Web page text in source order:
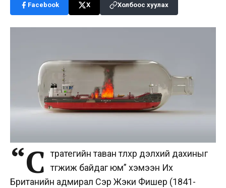
Facebook X Холбоос хуулах
“С
тратегийн таван түлхүүр дэлхий дахиныг
түгжиж байдаг юм” хэмээн Их
Британийн адмирал Сэр Жэки Фишер (1841-